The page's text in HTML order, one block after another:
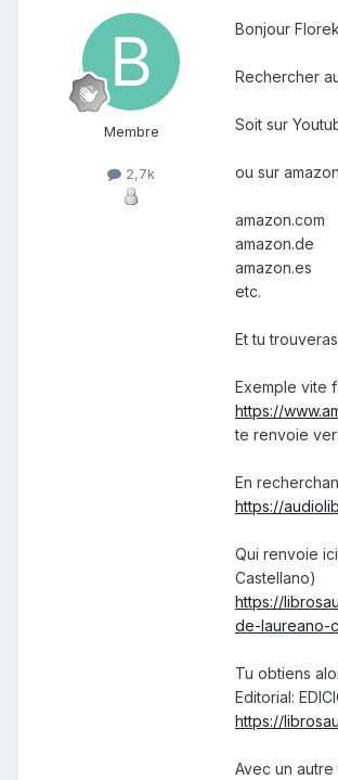
Membre
2,7k
Bonjour Florek
Rechercher
Soit sur
ou sur amazon
amazon.com
amazon.de
amazon.es
etc.
Et tu
Exemple vite
https://
te renvoie
En
https://
Qui renvoie
Castellano)
https://
de-laureano-
Tu obtiens
Editorial:
https://
Avec un autre